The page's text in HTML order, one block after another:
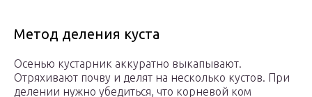
Метод деления куста
Осенью кустарник аккуратно выкапывают.
Отряхивают почву и делят на несколько кустов. При
делении нужно убедиться, что корневой ком